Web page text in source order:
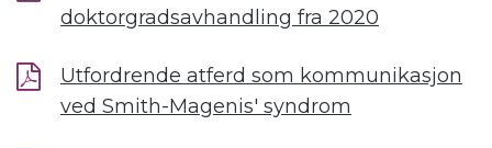
doktorgradsavhandling fra 2020
Utfordrende atferd som kommunikasjon
ved Smith-Magenis' syndrom